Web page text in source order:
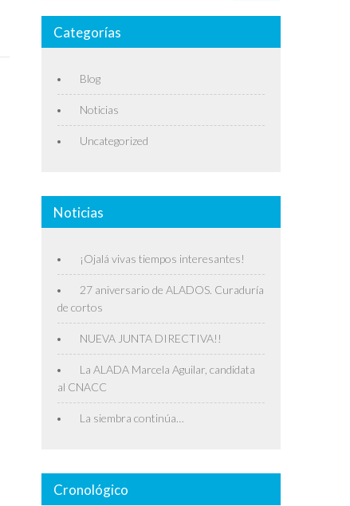
Categorías
Blog
Noticias
Uncategorized
Noticias
¡Ojalá vivas tiempos interesantes!
27 aniversario de ALADOS. Curaduría
de cortos
NUEVA JUNTA DIRECTIVA!!
La ALADA Marcela Aguilar, candidata
al CNACC
La siembra continúa…
Cronológico